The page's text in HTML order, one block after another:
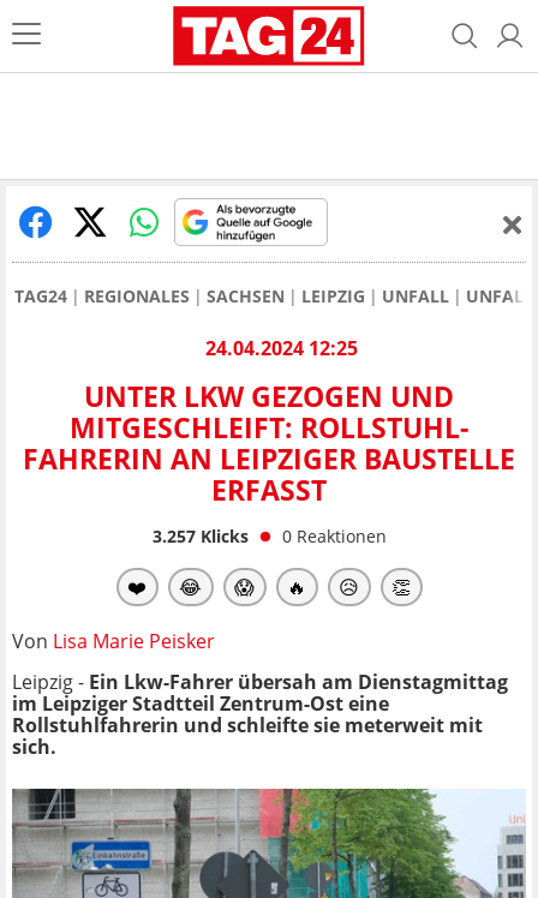
TAG24 REGIONALES SACHSEN LEIPZIG UNFALL UNFALL
24.04.2024 12:25
UNTER LKW GEZOGEN UND
MITGESCHLEIFT: ROLLSTUHL-
FAHRERIN AN LEIPZIGER BAUSTELLE
ERFASST
3.257Klicks 0 Reaktionen
❤️ 😂 😱 🔥 😥 👏
Von Lisa Marie Peisker
Leipzig - Ein Lkw-Fahrer übersah am Dienstagmittag
im Leipziger Stadtteil Zentrum-Ost eine
Rollstuhlfahrerin und schleifte sie meterweit mit
sich.